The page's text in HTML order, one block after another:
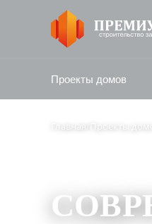
Проекты домов
Главная Проекты